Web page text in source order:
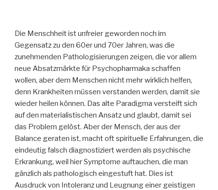
Die Menschheit ist unfreier geworden noch im
Gegensatz zu den 60er und 70er Jahren, was die
zunehmenden Pathologisierungen zeigen, die vor allem
neue Absatzmärkte für Psychopharmaka schaffen
wollen, aber dem Menschen nicht mehr wirklich helfen,
denn Krankheiten müssen verstanden werden, damit sie
wieder heilen können. Das alte Paradigma versteift sich
auf den materialistischen Ansatz und glaubt, damit sei
das Problem gelöst. Aber der Mensch, der aus der
Balance geraten ist, macht oft spirituelle Erfahrungen, die
eindeutig falsch diagnostiziert werden als psychische
Erkrankung, weil hier Symptome auftauchen, die man
gänzlich als pathologisch eingestuft hat. Dies ist
Ausdruck von Intoleranz und Leugnung einer geistigen